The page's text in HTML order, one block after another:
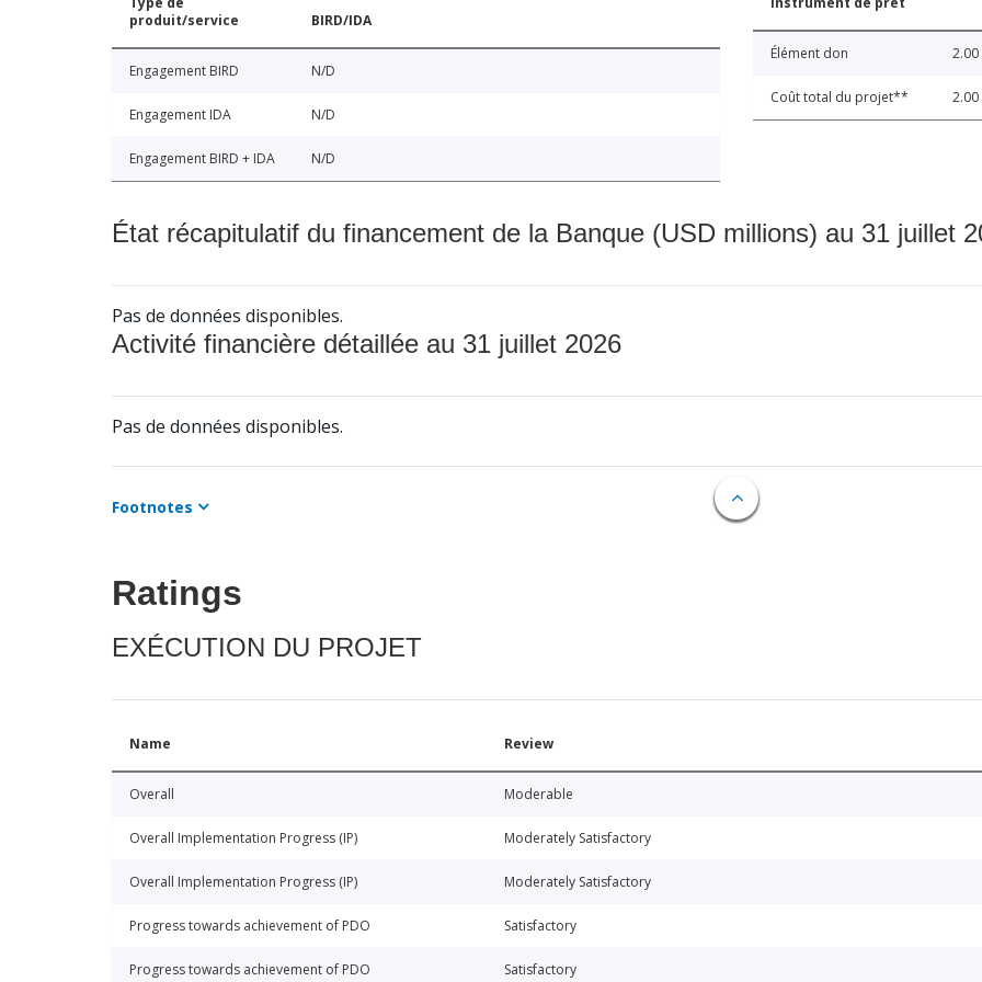
produit/service
BIRD/IDA
Engagement BIRD N/D
Engagement IDA N/D
Engagement BIRD + IDA N/D
Élément don 2.00
Coût total du projet** 2.00
État récapitulatif du financement de la Banque (USD millions) au 31 juillet
Pas de données disponibles.
Activité financière détaillée au 31 juillet 2026
Pas de données disponibles.
Footnotes
Ratings
EXÉCUTION DU PROJET
Name Review
Overall Moderable
Overall Implementation Progress (IP) Moderately Satisfactory
Overall Implementation Progress (IP) Moderately Satisfactory
Progress towards achievement of PDO Satisfactory
Progress towards achievement of PDO Satisfactory